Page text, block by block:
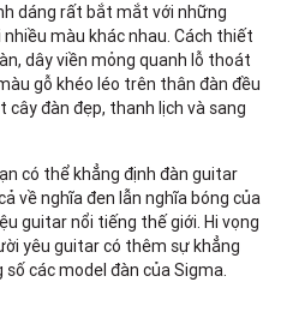
dáng rất bắt mắt với những
màu khác nhau. Cách thiết
dây viền mỏng quanh lỗ thoát
gỗ khéo léo trên thân đàn đều
đàn đẹp, thanh lịch và sang
có thể khẳng định đàn guitar
về nghĩa đen lẫn nghĩa bóng của
guitar nổi tiếng thế giới. Hi vọng
yêu guitar có thêm sự khẳng
các model đàn của Sigma.